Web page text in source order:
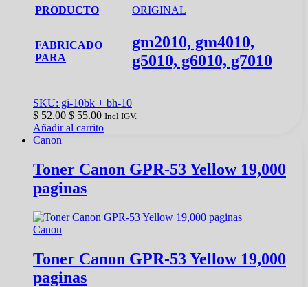
PRODUCTO
ORIGINAL
FABRICADO
PARA
gm2010, gm4010,
g5010, g6010, g7010
SKU: gi‑10bk + bh‑10
$ 52.00 $55.00 Incl IGV.
Añadir al carrito
Canon
Toner Canon GPR-53 Yellow 19,000
paginas
Canon
Toner Canon GPR-53 Yellow 19,000
paginas